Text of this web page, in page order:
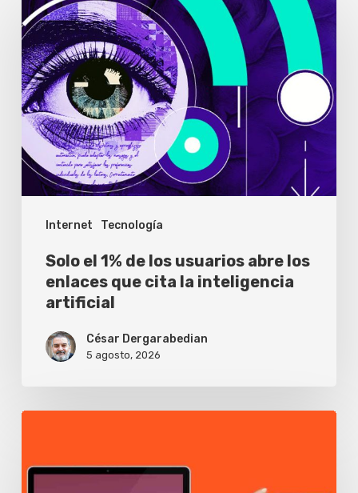
Internet Tecnología
el
1%
de
los
usuarios
abre
los
enlaces
inteligencia
artificial
Solo el 1% de los usuarios abre los
enlaces que cita la inteligencia
artificial
César Dergarabedian
5 agosto, 2026
banco